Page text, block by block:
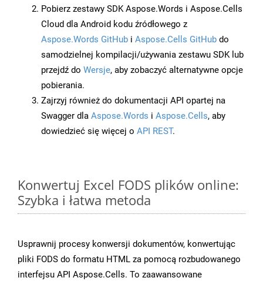
Pobierz zestawy SDK Aspose.Words i Aspose.Cells
Cloud dla Android kodu źródłowego z
Aspose.Words GitHub i Aspose.Cells GitHub do
samodzielnej kompilacji/używania zestawu SDK lub
przejdź do Wersje, aby zobaczyć alternatywne opcje
pobierania.
Zajrzyj również do dokumentacji API opartej na
Swagger dla Aspose.Words i Aspose.Cells, aby
dowiedzieć się więcej o API REST.
Konwertuj Excel FODS plików online:
Szybka i łatwa metoda
Usprawnij procesy konwersji dokumentów, konwertując
pliki FODS do formatu HTML za pomocą rozbudowanego
interfejsu API Aspose.Cells. To zaawansowane